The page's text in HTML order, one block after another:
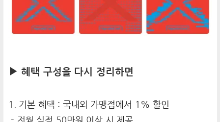
▶ 혜택 구성을 다시 정리하면
1. 기본 혜택 : 국내외 가맹점에서 1% 할인
- 전월 실적 50만원 이상 시 제공